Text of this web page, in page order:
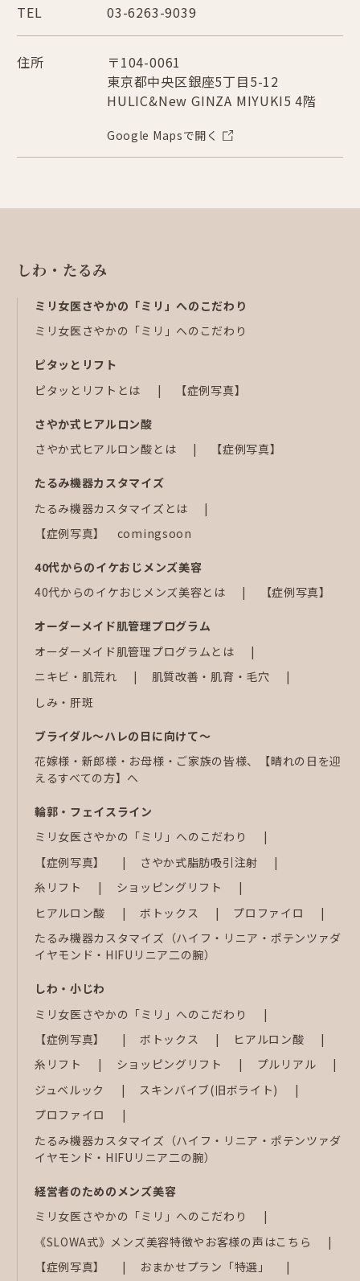
TEL 03-6263-9039
住所
〒104-0061
東京都中央区銀座5丁目5-12
HULIC&New GINZA MIYUKI5 4階
Google Mapsで開く
しわ・たるみ
ミリ女医さやかの「ミリ」へのこだわり
ミリ女医さやかの「ミリ」へのこだわり
ピタッとリフト
ピタッとリフトとは
【症例写真】
さやか式ヒアルロン酸
さやか式ヒアルロン酸とは
【症例写真】
たるみ機器カスタマイズ
たるみ機器カスタマイズとは
【症例写真】 comingsoon
40代からのイケおじメンズ美容
40代からのイケおじメンズ美容とは
【症例写真】
オーダーメイド肌管理プログラム
オーダーメイド肌管理プログラムとは
ニキビ・肌荒れ
肌質改善・肌育・毛穴
しみ・肝斑
ブライダル～ハレの日に向けて～
花嫁様・新郎様・お母様・ご家族の皆様、【晴れの日を迎
えるすべての方】へ
輪郭・フェイスライン
ミリ女医さやかの「ミリ」へのこだわり
【症例写真】
さやか式脂肪吸引注射
糸リフト
ショッピングリフト
ヒアルロン酸
ボトックス
プロファイロ
たるみ機器カスタマイズ（ハイフ・リニア・ポテンツァダ
イヤモンド・HIFUリニア二の腕）
しわ・小じわ
ミリ女医さやかの「ミリ」へのこだわり
【症例写真】
ボトックス
ヒアルロン酸
糸リフト
ショッピングリフト
プルリアル
ジュベルック
スキンバイブ(旧ボライト)
プロファイロ
たるみ機器カスタマイズ（ハイフ・リニア・ポテンツァダ
イヤモンド・HIFUリニア二の腕）
経営者のためのメンズ美容
ミリ女医さやかの「ミリ」へのこだわり
《SLOWA式》メンズ美容特徴やお客様の声はこちら
【症例写真】
おまかせプラン「特選」